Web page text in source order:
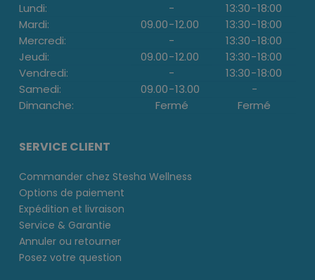
Lundi: - 13:30-18:00
Mardi:
09.00-12.00 13:30-18:00
Mercredi:
- 13:30-18:00
Jeudi:
09.00-12.00 13:30-18:00
Vendredi:
- 13:30-18:00
Samedi:
09.00-13.00
-
Dimanche:
Fermé Fermé
SERVICE CLIENT
Commander chez Stesha Wellness
Options de paiement
Expédition et livraison
Service & Garantie
Annuler ou retourner
Posez votre question